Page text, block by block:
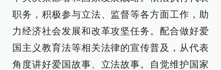
职务，积极参与立法、监督等各方面工作，助
力经济社会发展和改革攻坚任务。配合做好爱
国主义教育法等相关法律的宣传普及，从代表
角度讲好爱国故事、立法故事。自觉维护国家